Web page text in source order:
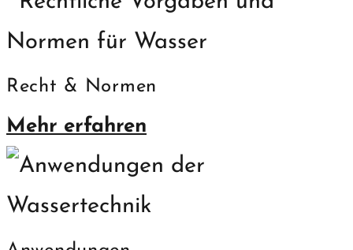
Recht & Normen
Mehr erfahren